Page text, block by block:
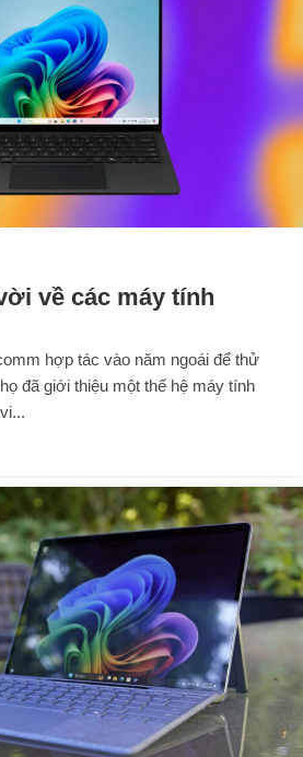
về các máy tính
hợp tác vào năm ngoái để thử
đã giới thiệu một thế hệ máy tính